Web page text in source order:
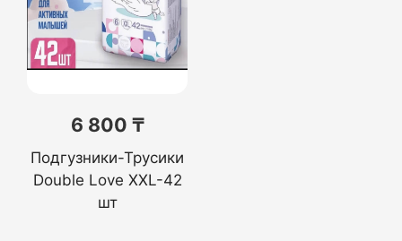
6 800 ₸
Подгузники-Трусики
Double Love XXL-42
шт